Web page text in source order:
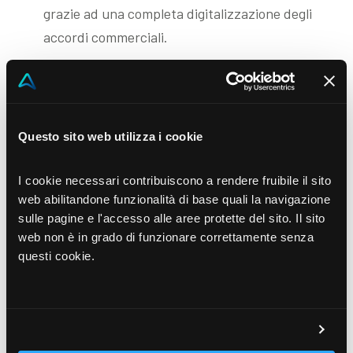
Questo sito web utilizza i cookie
I cookie necessari contribuiscono a rendere fruibile il sito
web abilitandone funzionalità di base quali la navigazione
sulle pagine e l'accesso alle aree protette del sito. Il sito
web non è in grado di funzionare correttamente senza
questi cookie.
grazie ad una completa digitalizzazione degli
accordi commerciali.
Guarda il video